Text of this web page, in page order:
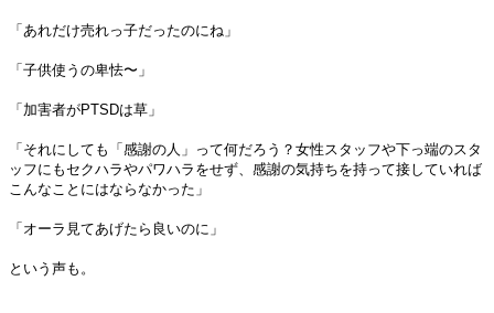
「あれだけ売れっ子だったのにね」
「子供使うの卑怯〜」
「加害者がPTSDは草」
「それにしても「感謝の人」って何だろう？女性スタッフや下っ端のスタ
ッフにもセクハラやパワハラをせず、感謝の気持ちを持って接していれば
こんなことにはならなかった」
「オーラ見てあげたら良いのに」
という声も。